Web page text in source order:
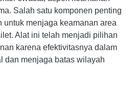
Salah satu komponen penting
untuk menjaga keamanan area
Alat ini telah menjadi pilihan
karena efektivitasnya dalam
dan menjaga batas wilayah